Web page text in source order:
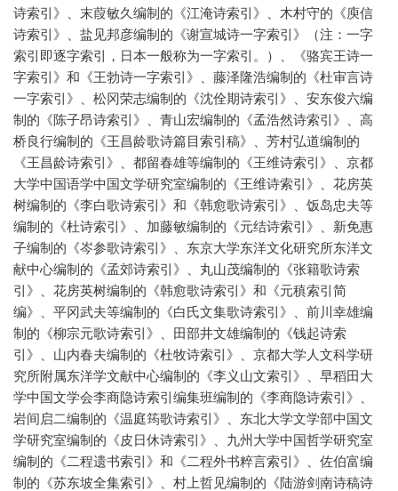
诗索引》、末葭敏久编制的《江淹诗索引》、木村守的《庾信
诗索引》、盐见邦彦编制的《谢宣城诗一字索引》（注：一字
索引即逐字索引，日本一般称为一字索引。）、《骆宾王诗一
字索引》和《王勃诗一字索引》、藤泽隆浩编制的《杜审言诗
一字索引》、松冈荣志编制的《沈佺期诗索引》、安东俊六编
制的《陈子昂诗索引》、青山宏编制的《孟浩然诗索引》、高
桥良行编制的《王昌龄歌诗篇目索引稿》、芳村弘道编制的
《王昌龄诗索引》、都留春雄等编制的《王维诗索引》、京都
大学中国语学中国文学研究室编制的《王维诗索引》、花房英
树编制的《李白歌诗索引》和《韩愈歌诗索引》、饭岛忠夫等
编制的《杜诗索引》、加藤敏编制的《元结诗索引》、新免惠
子编制的《岑参歌诗索引》、东京大学东洋文化研究所东洋文
献中心编制的《孟郊诗索引》、丸山茂编制的《张籍歌诗索
引》、花房英树编制的《韩愈歌诗索引》和《元稹索引简
编》、平冈武夫等编制的《白氏文集歌诗索引》、前川幸雄编
制的《柳宗元歌诗索引》、田部井文雄编制的《钱起诗索
引》、山内春夫编制的《杜牧诗索引》、京都大学人文科学研
究所附属东洋学文献中心编制的《李义山文索引》、早稻田大
学中国文学会李商隐诗索引编集班编制的《李商隐诗索引》、
岩间启二编制的《温庭筠歌诗索引》、东北大学文学部中国文
学研究室编制的《皮日休诗索引》、九州大学中国哲学研究室
编制的《二程遗书索引》和《二程外书粹言索引》、佐伯富编
制的《苏东坡全集索引》、村上哲见编制的《陆游剑南诗稿诗